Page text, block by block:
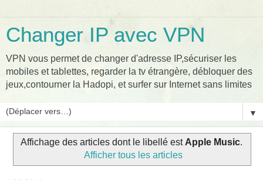
Changer IP avec VPN
VPN vous permet de changer d'adresse IP,sécuriser les
mobiles et tablettes, regarder la tv étrangère, débloquer des
jeux,contourner la Hadopi, et surfer sur Internet sans limites
▼
Affichage des articles dont le libellé est Apple Music.
Afficher tous les articles